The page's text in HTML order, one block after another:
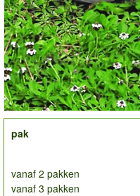
order
pak
vanaf 2 pakken
vanaf 3 pakken